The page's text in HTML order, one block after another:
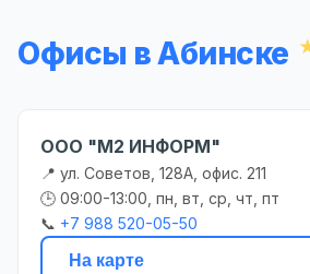
Офисы в Абинске
ООО "М2 ИНФОРМ"
📍 ул. Советов, 128А, офис. 211
🕒 09:00-13:00, пн, вт, ср, чт, пт
📞 +7 988 520-05-50
На карте